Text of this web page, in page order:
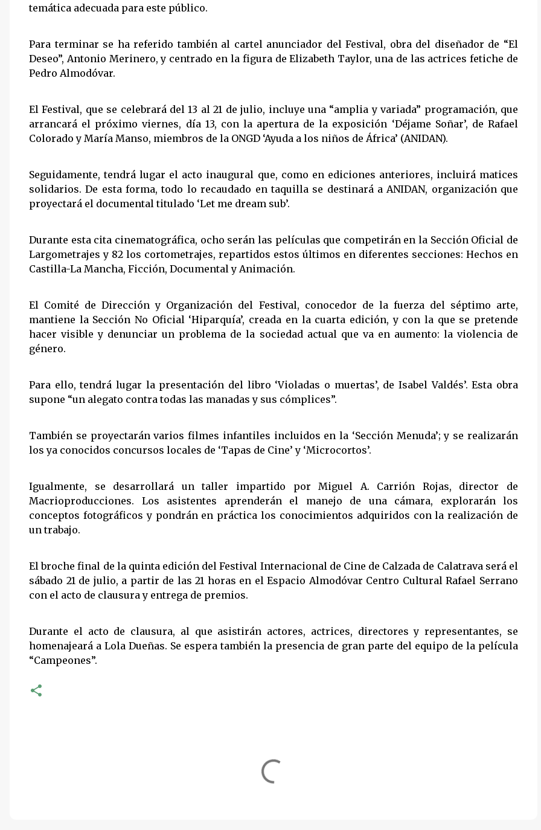
temática adecuada para este público.
Para terminar se ha referido también al cartel anunciador del Festival, obra del diseñador de “El
Deseo”, Antonio Merinero, y centrado en la figura de Elizabeth Taylor, una de las actrices fetiche de
Pedro Almodóvar.
El Festival, que se celebrará del 13 al 21 de julio, incluye una “amplia y variada” programación, que
arrancará el próximo viernes, día 13, con la apertura de la exposición ‘Déjame Soñar’, de Rafael
Colorado y María Manso, miembros de la ONGD ‘Ayuda a los niños de África’ (ANIDAN).
Seguidamente, tendrá lugar el acto inaugural que, como en ediciones anteriores, incluirá matices
solidarios. De esta forma, todo lo recaudado en taquilla se destinará a ANIDAN, organización que
proyectará el documental titulado ‘Let me dream sub’.
Durante esta cita cinematográfica, ocho serán las películas que competirán en la Sección Oficial de
Largometrajes y 82 los cortometrajes, repartidos estos últimos en diferentes secciones: Hechos en
Castilla-La Mancha, Ficción, Documental y Animación.
El Comité de Dirección y Organización del Festival, conocedor de la fuerza del séptimo arte,
mantiene la Sección No Oficial ‘Hiparquía’, creada en la cuarta edición, y con la que se pretende
hacer visible y denunciar un problema de la sociedad actual que va en aumento: la violencia de
género.
Para ello, tendrá lugar la presentación del libro ‘Violadas o muertas’, de Isabel Valdés’. Esta obra
supone “un alegato contra todas las manadas y sus cómplices”.
También se proyectarán varios filmes infantiles incluidos en la ‘Sección Menuda’; y se realizarán
los ya conocidos concursos locales de ‘Tapas de Cine’ y ‘Microcortos’.
Igualmente, se desarrollará un taller impartido por Miguel A. Carrión Rojas, director de
Macrioproducciones. Los asistentes aprenderán el manejo de una cámara, explorarán los
conceptos fotográficos y pondrán en práctica los conocimientos adquiridos con la realización de
un trabajo.
El broche final de la quinta edición del Festival Internacional de Cine de Calzada de Calatrava será el
sábado 21 de julio, a partir de las 21 horas en el Espacio Almodóvar Centro Cultural Rafael Serrano
con el acto de clausura y entrega de premios.
Durante el acto de clausura, al que asistirán actores, actrices, directores y representantes, se
homenajeará a Lola Dueñas. Se espera también la presencia de gran parte del equipo de la película
“Campeones”.